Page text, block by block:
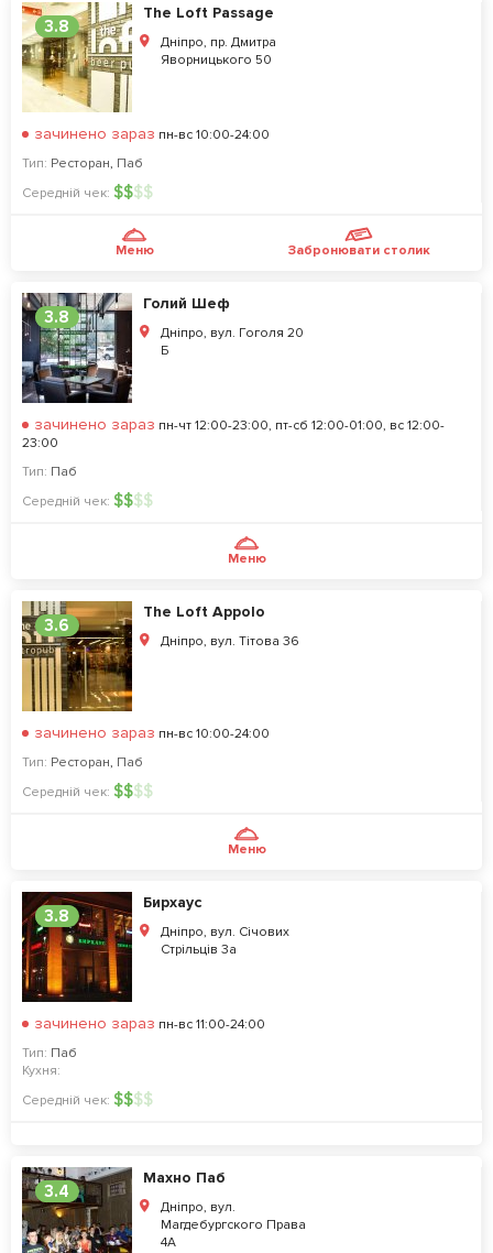
3.8
The Loft Passage
Дніпро, пр. Дмитра
Яворницького 50
зачинено зараз пн-вс 10:00-24:00
Тип: Ресторан, Паб
Середній чек: $$$$
Меню Забронювати столик
3.8
Голий Шеф
Дніпро, вул. Гоголя 20
Б
зачинено зараз пн-чт 12:00-23:00, пт-сб 12:00-01:00, вс 12:00-
23:00
Тип: Паб
Середній чек: $$$$
Меню
3.6
The Loft Appolo
Дніпро, вул. Тiтова 36
зачинено зараз пн-вс 10:00-24:00
Тип: Ресторан, Паб
Середній чек: $$$$
Меню
3.8
Бирхаус
Дніпро, вул. Січових
Стрільців 3а
зачинено зараз пн-вс 11:00-24:00
Тип: Паб
Кухня:
Середній чек: $$$$
3.4
Махно Паб
Дніпро, вул.
Магдебургского Права
4А